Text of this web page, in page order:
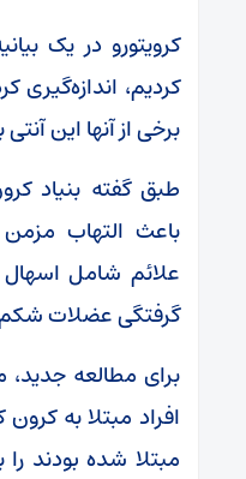
کرویتورو در یک
کردیم، اندازه‌گیری
برخی از آنها این
طبق گفته بنیاد
باعث التهاب
علائم شامل
گرفتگی عضلات
افراد مبتلا به